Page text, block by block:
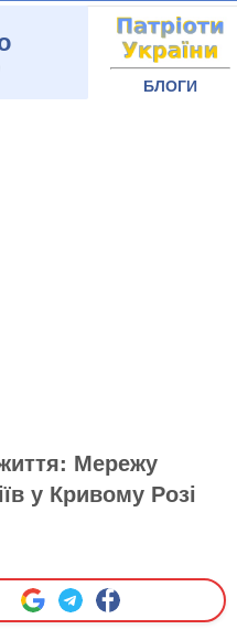
БЛОГИ
Мережу
у Кривому Розі